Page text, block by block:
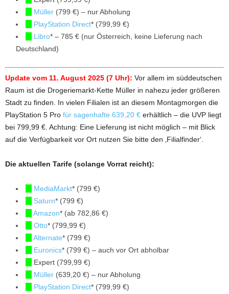
Müller (799 €) – nur Abholung
PlayStation Direct* (799,99 €)
Libro* – 785 € (nur Österreich, keine Lieferung nach
Deutschland)
Update vom 11. August 2025 (7 Uhr): Vor allem im süddeutschen
Raum ist die Drogeriemarkt-Kette Müller in nahezu jeder größeren
Stadt zu finden. In vielen Filialen ist an diesem Montagmorgen die
PlayStation 5 Pro für sagenhafte 639,20 € erhältlich – die UVP liegt
bei 799,99 €. Achtung: Eine Lieferung ist nicht möglich – mit Blick
auf die Verfügbarkeit vor Ort nutzen Sie bitte den ‚Filialfinder‘.
Die aktuellen Tarife (solange Vorrat reicht):
MediaMarkt* (799 €)
Saturn* (799 €)
Amazon* (ab 782,86 €)
Otto* (799,99 €)
Alternate* (799 €)
Euronics* (799 €) – auch vor Ort abholbar
Expert (799,99 €)
Müller (639,20 €) – nur Abholung
PlayStation Direct* (799,99 €)